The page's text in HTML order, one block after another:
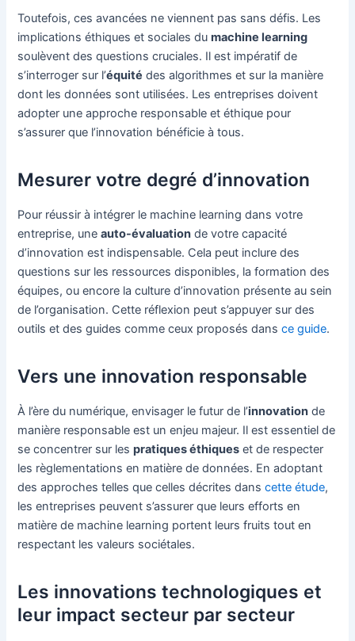
Toutefois, ces avancées ne viennent pas sans défis. Les
implications éthiques et sociales dumachine learning
soulèvent des questions cruciales. Il est impératif de
s’interroger sur l’équité des algorithmes et sur la manière
dont les données sont utilisées. Les entreprises doivent
adopter une approche responsable et éthique pour
s’assurer que l’innovation bénéficie à tous.
Mesurer votre degré d’innovation
Pour réussir à intégrer le machine learning dans votre
entreprise, uneauto-évaluation de votre capacité
d’innovation est indispensable. Cela peut inclure des
questions sur les ressources disponibles, la formation des
équipes, ou encore la culture d’innovation présente au sein
de l’organisation. Cette réflexion peut s’appuyer sur des
outils et des guides comme ceux proposés dansce guide.
Vers une innovation responsable
À l’ère du numérique, envisager le futur de l’innovation de
manière responsable est un enjeu majeur. Il est essentiel de
se concentrer sur lespratiques éthiques et de respecter
les règlementations en matière de données. En adoptant
des approches telles que celles décrites danscette étude,
les entreprises peuvent s’assurer que leurs efforts en
matière de machine learning portent leurs fruits tout en
respectant les valeurs sociétales.
Les innovations technologiques et
leur impact secteur par secteur